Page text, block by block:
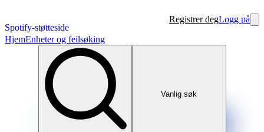
Spotify-støtteside
Registrer degLogg på
HjemEnheter og feilsøking
Vanlig søk